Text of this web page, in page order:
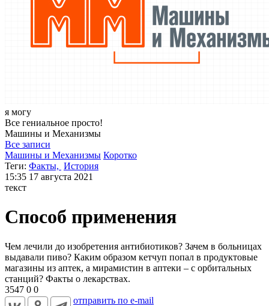
я могу
Все гениальное просто!
Машины и Механизмы
Все записи
Машины и Механизмы Коротко
Теги: Факты, История
15:35 17 августа 2021
текст
Способ применения
Чем лечили до изобретения антибиотиков? Зачем в больницах
выдавали пиво? Каким образом кетчуп попал в продуктовые
магазины из аптек, а мирамистин в аптеки – с орбитальных
станций? Факты о лекарствах.
3547 0 0
отправить по e-mail